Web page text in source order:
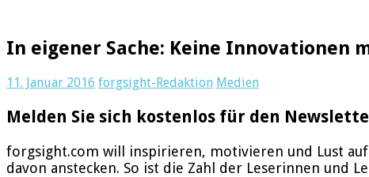
In eigener Sache: Keine Innovationen
11. Januar 2016 forgsight-Redaktion Medien
Melden Sie sich kostenlos für den
forgsight.com will inspirieren, motivieren und Lust
davon anstecken. So ist die Zahl der Leserinnen und